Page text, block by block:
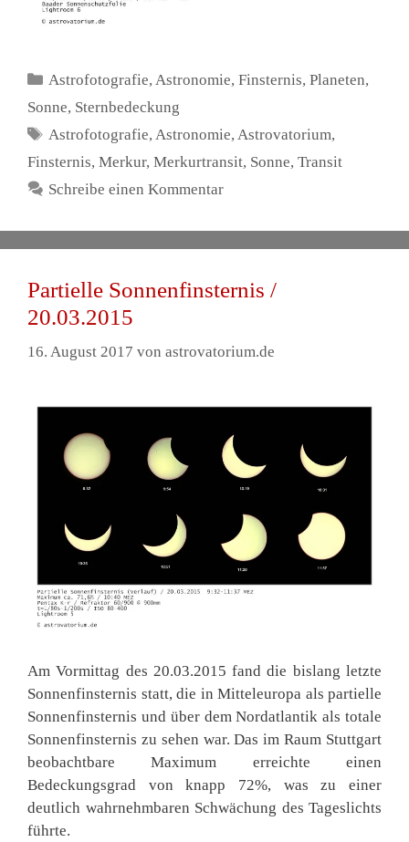
Kategorien
Astrofotografie, Astronomie,Finsternis,Planeten,
Sonne, Sternbedeckung
Schlagwörter
Astrofotografie, Astronomie, Astrovatorium,
Finsternis, Merkur, Merkurtransit, Sonne, Transit
Schreibe einen Kommentar
Partielle Sonnenfinsternis /
20.03.2015
16. August 2017 von astrovatorium.de
Am Vormittag des 20.03.2015 fand die bislang letzte
Sonnenfinsternis statt, die in Mitteleuropa als partielle
Sonnenfinsternis und über dem Nordatlantik als totale
Sonnenfinsternis zu sehen war. Das im Raum Stuttgart
beobachtbare Maximum erreichte einen
Bedeckungsgrad von knapp 72%, was zu einer
deutlich wahrnehmbaren Schwächung des Tageslichts
führte.